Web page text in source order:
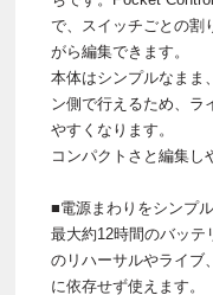
で、スイッチごとの割
がら編集できます。
本体はシンプルなまま
ン側で行えるため、ラ
やすくなります。
コンパクトさと編集し
■電源まわりをシンプ
最大約12時間のバッテ
のリハーサルやライブ
に依存せず使えます。